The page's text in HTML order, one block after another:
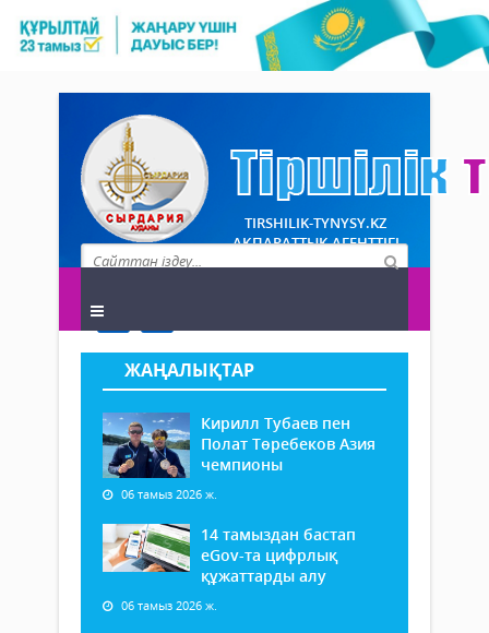
TIRSHILIK-TYNYSY.KZ
АҚПАРАТТЫҚ АГЕНТТІГІ
ЖАҢАЛЫҚТАР
Кирилл Тубаев пен
Полат Төребеков Азия
чемпионы
06 тамыз 2026 ж.
14 тамыздан бастап
еGov-та цифрлық
құжаттарды алу
06 тамыз 2026 ж.